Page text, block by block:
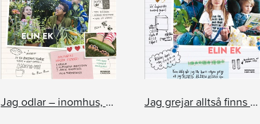
Jag odlar – inomhus, på balkongen och i trädgården Jag grejar alltså finns jag